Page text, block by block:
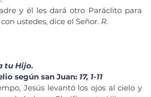
y él les dará otro Paráclito para
ustedes, dice el Señor. R.
tu Hijo.
según san Juan: 17, 1-11